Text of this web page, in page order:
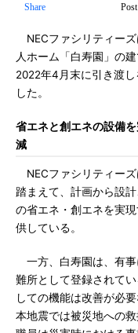
Share Post
NECファシリティー
人ホーム「白寿園」の
2022年4月末に引き渡
した。
省エネと創エネの設備
減
NECファシリティー
踏まえて、計画から設
の省エネ・創エネを実
供している。
一方、白寿園は、有事
難所として登録されて
しての機能は改善が必
本地震では被災地への